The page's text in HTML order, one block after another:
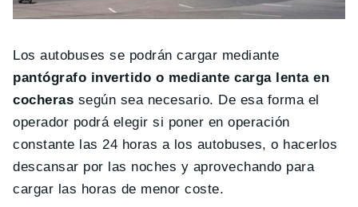
Los autobuses se podrán cargar mediante
pantógrafo invertido o mediante carga lenta en
cocheras según sea necesario. De esa forma el
operador podrá elegir si poner en operación
constante las 24 horas a los autobuses, o hacerlos
descansar por las noches y aprovechando para
cargar las horas de menor coste.